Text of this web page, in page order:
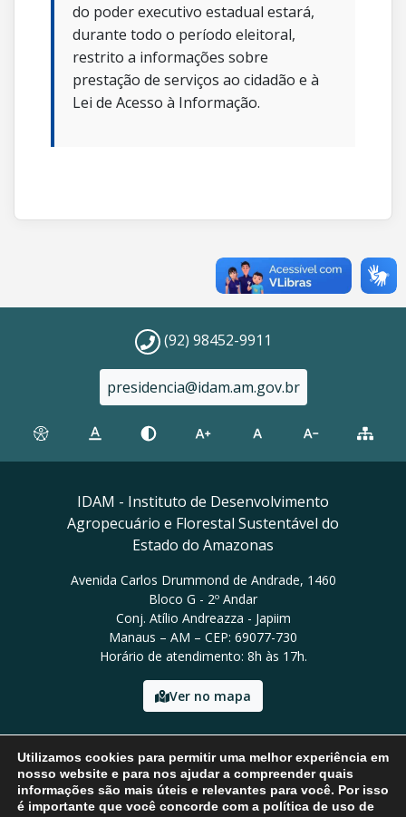
do poder executivo estadual estará,
durante todo o período eleitoral,
restrito a informações sobre
prestação de serviços ao cidadão e à
Lei de Acesso à Informação.
(92) 98452-9911
presidencia@idam.am.gov.br
IDAM - Instituto de Desenvolvimento
Agropecuário e Florestal Sustentável do
Estado do Amazonas
Avenida Carlos Drummond de Andrade, 1460
Bloco G - 2º Andar
Conj. Atílio Andreazza - Japiim
Manaus – AM – CEP: 69077-730
Horário de atendimento: 8h às 17h.
Ver no mapa
Email: presidencia@idam.am.gov.br
Tel: (92) 98452-9911
Utilizamos cookies para permitir uma melhor experiência em
nosso website e para nos ajudar a compreender quais
informações são mais úteis e relevantes para você. Por isso
é importante que você concorde com a política de uso de